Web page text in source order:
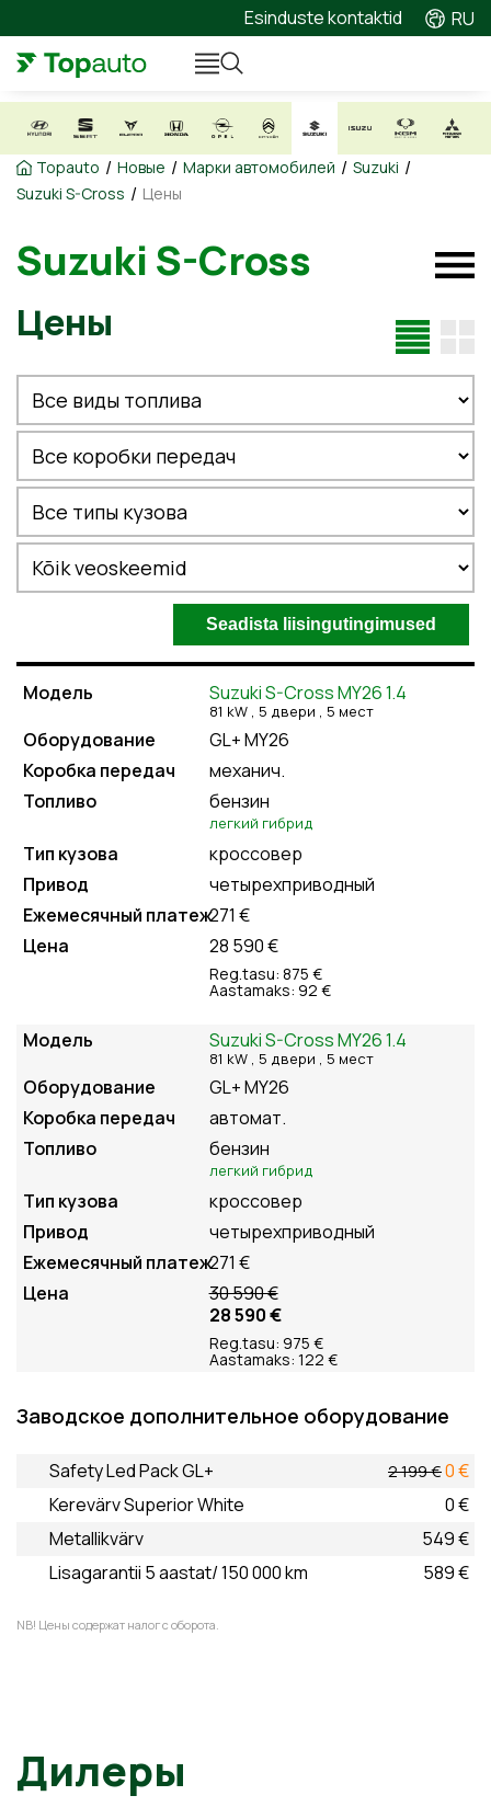
Esinduste kontaktid RU
Topauto / Новые / Марки автомобилей / Suzuki /
Suzuki S-Cross / Цены
Suzuki S-Cross
Цены
Suzuki S-Cross MY26 1.4
81 kW , 5 двери , 5 мест
GL+ MY26
механич.
бензин
легкий гибрид
кроссовер
четырехприводный
271 €
28 590 €
Reg.tasu: 875 €
Aastamaks: 92 €
Suzuki S-Cross MY26 1.4
81 kW , 5 двери , 5 мест
GL+ MY26
автомат.
бензин
легкий гибрид
кроссовер
четырехприводный
271 €
30 590 €
28 590 €
Reg.tasu: 975 €
Aastamaks: 122 €
Заводское дополнительное оборудование
Safety Led Pack GL+ 2 199 €0 €
Kerevärv Superior White
0 €
Metallikvärv
549 €
Lisagarantii 5 aastat/ 150 000 km
589 €
NB! Цены содержат налог с оборота.
Дилеры